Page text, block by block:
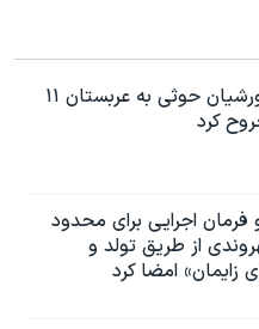
حمله شورشیان حوثی به عربستان ۱۱
کرد
فرمان اجرایی برای محدود
از طریق تولد و
زایمان» امضا کرد